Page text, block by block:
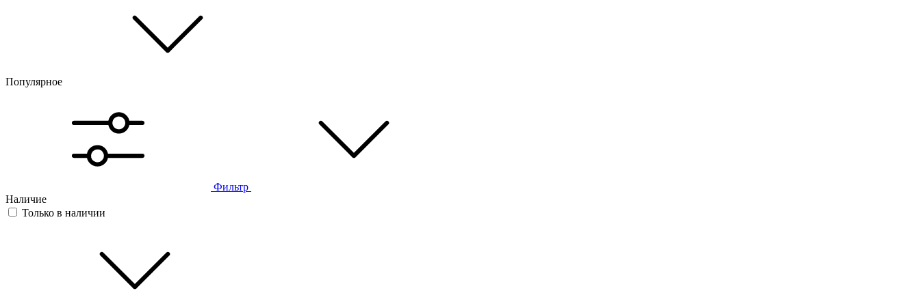
Популярное
Фильтр
Наличие
Только в наличии